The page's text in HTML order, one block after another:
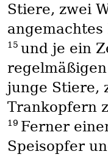
Stiere, zwei
15 und je ein
junge Stiere,
Trankopfern
19 Ferner
Speisopfer